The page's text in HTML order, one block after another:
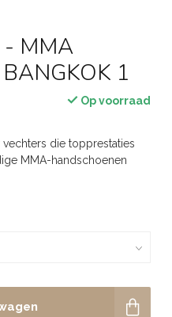
- MMA
1
Op voorraad
vechters die topprestaties
MMA-handschoenen